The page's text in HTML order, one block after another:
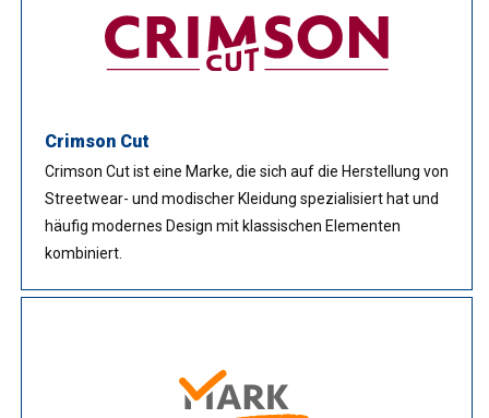
Crimson Cut
Crimson Cut ist eine Marke, die sich auf die Herstellung von
Streetwear- und modischer Kleidung spezialisiert hat und
häufig modernes Design mit klassischen Elementen
kombiniert.